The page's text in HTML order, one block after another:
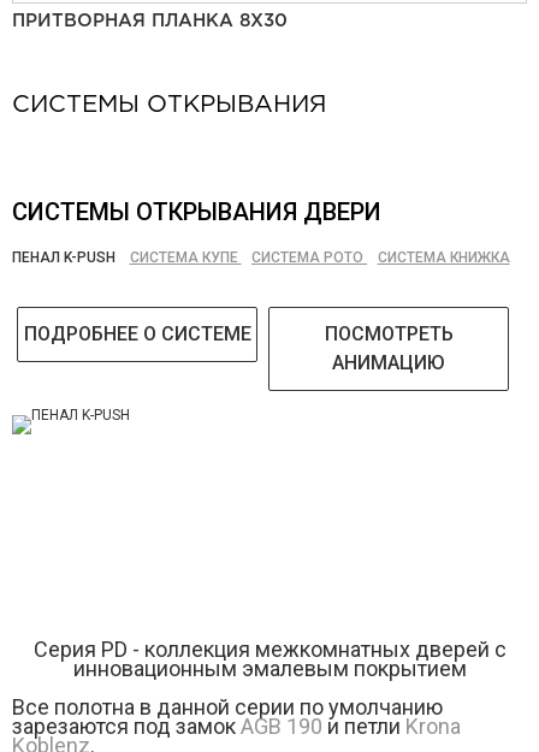
ПРИТВОРНАЯ ПЛАНКА 8Х30
СИСТЕМЫ ОТКРЫВАНИЯ
СИСТЕМЫ ОТКРЫВАНИЯ ДВЕРИ
ПЕНАЛ K-PUSH СИСТЕМА КУПЕ СИСТЕМА РОТО СИСТЕМА КНИЖКА
ПОДРОБНЕЕ О СИСТЕМЕ
ПОСМОТРЕТЬ
АНИМАЦИЮ
Серия РD - коллекция межкомнатных дверей с
инновационным эмалевым покрытием
Все полотна в данной серии по умолчанию
зарезаются под замокAGB 190 и петли Krona
Koblenz.